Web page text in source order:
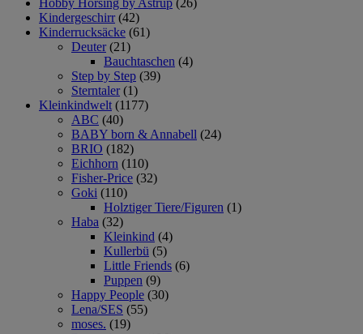
Hobby Horsing by Astrup (26)
Kindergeschirr (42)
Kinderrucksäcke (61)
Deuter (21)
Bauchtaschen (4)
Step by Step (39)
Sterntaler (1)
Kleinkindwelt (1177)
ABC (40)
BABY born & Annabell (24)
BRIO (182)
Eichhorn (110)
Fisher-Price (32)
Goki (110)
Holztiger Tiere/Figuren (1)
Haba (32)
Kleinkind (4)
Kullerbü (5)
Little Friends (6)
Puppen (9)
Happy People (30)
Lena/SES (55)
moses. (19)